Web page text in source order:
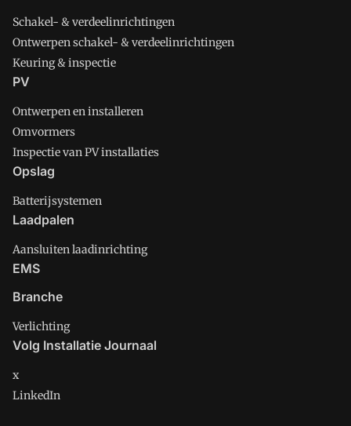
Schakel- & verdeelinrichtingen
Ontwerpen schakel- & verdeelinrichtingen
Keuring & inspectie
PV
Ontwerpen en installeren
Omvormers
Inspectie van PV installaties
Opslag
Batterijsystemen
Laadpalen
Aansluiten laadinrichting
EMS
Branche
Verlichting
Volg Installatie Journaal
x
LinkedIn